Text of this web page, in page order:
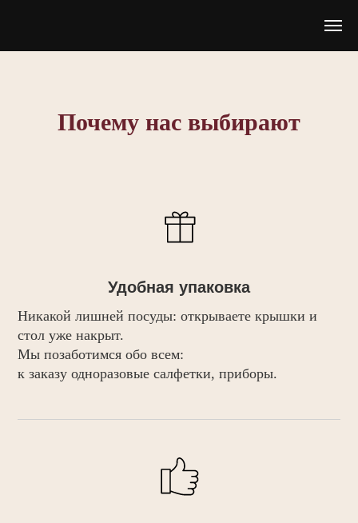
Почему нас выбирают
Удобная упаковка
Никакой лишней посуды: открываете крышки и
стол уже накрыт.
Мы позаботимся обо всем:
к заказу одноразовые салфетки,приборы.